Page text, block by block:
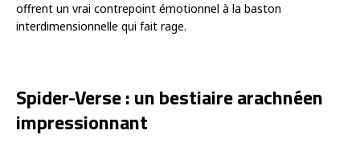
offrent un vrai contrepoint émotionnel à la baston
interdimensionnelle qui fait rage.
Spider-Verse : un bestiaire arachnéen
impressionnant